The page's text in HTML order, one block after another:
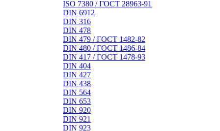
ISO 7380 / ГОСТ 28963-91
DIN 6912
DIN 316
DIN 478
DIN 479 / ГОСТ 1482-82
DIN 480 / ГОСТ 1486-84
DIN 417 / ГОСТ 1478-93
DIN 404
DIN 427
DIN 438
DIN 564
DIN 653
DIN 920
DIN 921
DIN 923